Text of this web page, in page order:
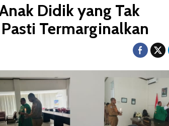
Didik yang Tak
Termarginalkan